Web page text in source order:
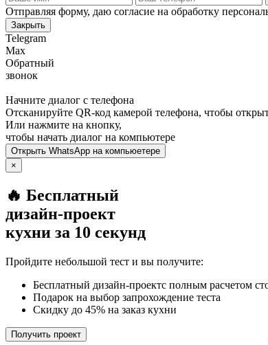
Отправляя форму, даю согласие на обработку
Закрыть
Telegram
Max
Обратный
звонок
Начните диалог с телефона
Отсканируйте QR-код камерой телефона, чтобы
Или нажмите на кнопку,
чтобы начать диалог на компьютере
Открыть WhatsApp на компьюетере
×
🔥 Бесплатный
дизайн-проект
кухни за 10 секунд
Пройдите небольшой тест и вы получите:
Бесплатный дизайн-проектс полным расчетом
Подарок на выбор запрохождение теста
Скидку до 45% на заказ кухни
Получить проект